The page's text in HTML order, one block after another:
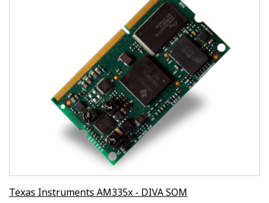
Texas Instruments AM335x - DIVA SOM